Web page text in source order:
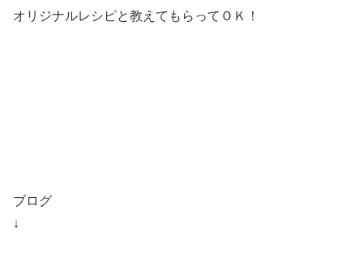
オリジナルレシピと教えてもらってＯＫ！
ブログ
↓